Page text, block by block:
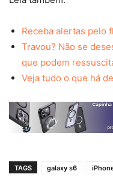
Receba alertas pelo
Travou? Não se
que podem
Veja tudo o que há
TAGS galaxy s6